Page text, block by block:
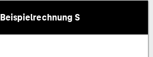
Beispielrechnung S